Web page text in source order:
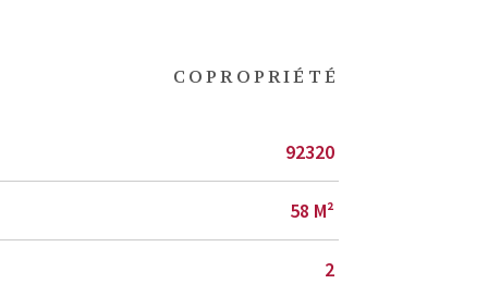
COPROPRIÉTÉ
92320
58 M²
2